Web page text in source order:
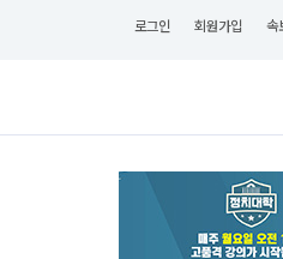
로그인 회원가입 속